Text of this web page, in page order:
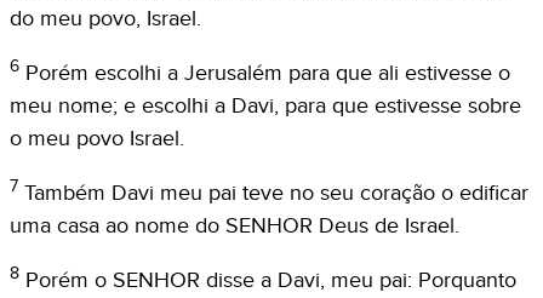
do meu povo, Israel.
6 Porém escolhi a Jerusalém para que ali estivesse o
meu nome; e escolhi a Davi, para que estivesse sobre
o meu povo Israel.
7 Também Davi meu pai teve no seu coração o edificar
uma casa ao nome do SENHOR Deus de Israel.
8 Porém o SENHOR disse a Davi, meu pai: Porquanto